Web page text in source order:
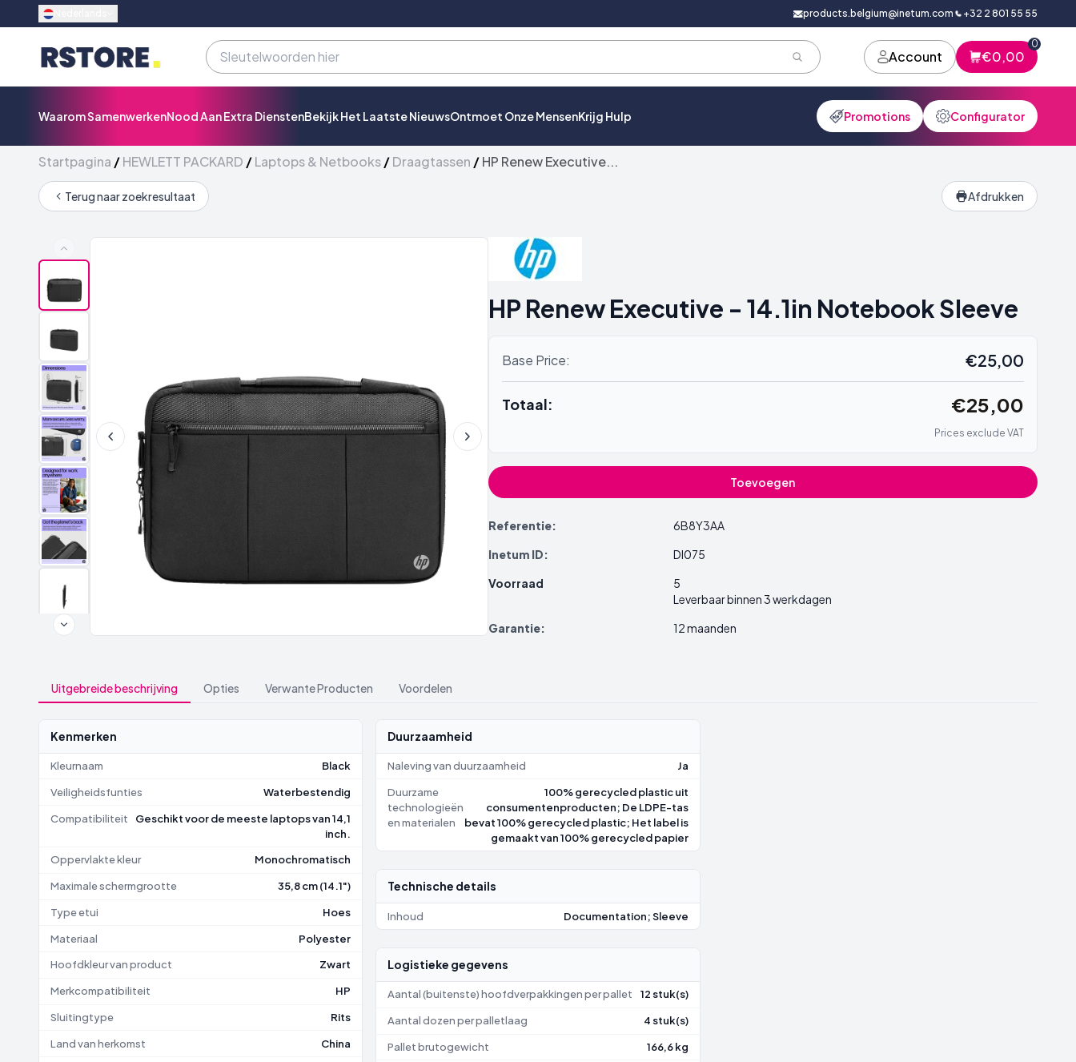
products.belgium@inetum.com +32 2 801 55 55
Account €0,00
0
Waarom SamenwerkenNood Aan Extra DienstenBekijk Het Laatste NieuwsOntmoet Onze MensenKrijg Hulp Promotions Configurator
Startpagina /HEWLETT PACKARD /Laptops & Netbooks/Draagtassen /HP Renew Executive...
Terug naar zoekresultaat Afdrukken
HP Renew Executive - 14.1in Notebook Sleeve
Base Price: €25,00
Totaal: €25,00
Prices exclude VAT
Toevoegen
Referentie:
6B8Y3AA
Inetum ID:
DI075
Voorraad
5
Leverbaar binnen 3 werkdagen
Garantie:
12 maanden
Uitgebreide beschrijving Opties Verwante Producten Voordelen
Kenmerken
Kleurnaam Black
Veiligheidsfunties Waterbestendig
Compatibiliteit
Geschikt voor de meeste laptops van 14,1
inch.
Oppervlakte kleur Monochromatisch
Maximale schermgrootte 35,8 cm (14.1")
Type etui Hoes
Materiaal Polyester
Hoofdkleur van product Zwart
Merkcompatibiliteit HP
Sluitingtype Rits
Land van herkomst China
Duurzaamheid
Naleving van duurzaamheid Ja
Duurzame
technologieën
en materialen
100% gerecycled plastic uit
consumentenproducten; De LDPE-tas
bevat 100% gerecycled plastic; Het label is
gemaakt van 100% gerecycled papier
Technische details
Inhoud Documentation; Sleeve
Logistieke gegevens
Aantal (buitenste) hoofdverpakkingen per pallet 12 stuk(s)
Aantal dozen per palletlaag 4 stuk(s)
Pallet brutogewicht 166,6 kg